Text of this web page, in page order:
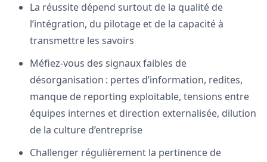
La réussite dépend surtout de la qualité de
l’intégration, du pilotage et de la capacité à
transmettre les savoirs
Méfiez-vous des signaux faibles de
désorganisation : pertes d’information, redites,
manque de reporting exploitable, tensions entre
équipes internes et direction externalisée, dilution
de la culture d’entreprise
Challenger régulièrement la pertinence de